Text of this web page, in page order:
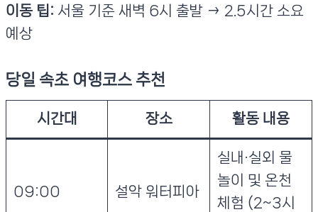
이동 팁: 서울 기준 새벽 6시 출발 → 2.5시간 소요
예상
당일 속초 여행코스 추천
시간대 장소 활동 내용
09:00 설악 워터피아
실내·실외 물
놀이 및 온천
체험 (2~3시